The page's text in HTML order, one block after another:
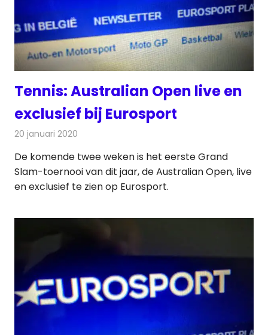
Tennis: Australian Open live en
exclusief bij Eurosport
20 januari 2020
De komende twee weken is het eerste Grand
Slam-toernooi van dit jaar, de Australian Open, live
en exclusief te zien op Eurosport.